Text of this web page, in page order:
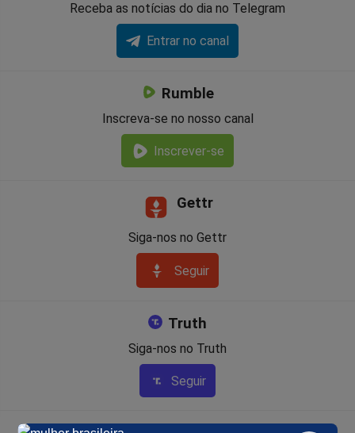
Receba as notícias do dia no Telegram
Entrar no canal
Rumble
Inscreva-se no nosso canal
Inscrever-se
Gettr
Siga-nos no Gettr
Seguir
Truth
Siga-nos no Truth
Seguir